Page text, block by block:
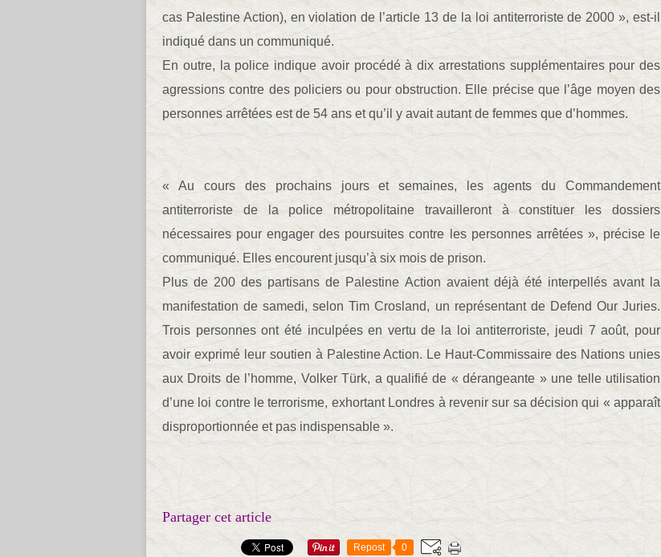
cas Palestine Action), en violation de l’article 13 de la loi antiterroriste de 2000 », est-il
indiqué dans un communiqué.
En outre, la police indique avoir procédé à dix arrestations supplémentaires pour des
agressions contre des policiers ou pour obstruction. Elle précise que l’âge moyen des
personnes arrêtées est de 54 ans et qu’il y avait autant de femmes que d’hommes.
« Au cours des prochains jours et semaines, les agents du Commandement
antiterroriste de la police métropolitaine travailleront à constituer les dossiers
nécessaires pour engager des poursuites contre les personnes arrêtées », précise le
communiqué. Elles encourent jusqu’à six mois de prison.
Plus de 200 des partisans de Palestine Action avaient déjà été interpellés avant la
manifestation de samedi, selon Tim Crosland, un représentant de Defend Our Juries.
Trois personnes ont été inculpées en vertu de la loi antiterroriste, jeudi 7 août, pour
avoir exprimé leur soutien à Palestine Action. Le Haut-Commissaire des Nations unies
aux Droits de l’homme, Volker Türk, a qualifié de « dérangeante » une telle utilisation
d’une loi contre le terrorisme, exhortant Londres à revenir sur sa décision qui « apparaît
disproportionnée et pas indispensable ».
Partager cet article
Repost 0